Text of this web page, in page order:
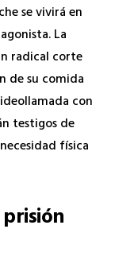
se vivirá en
La
radical corte
de su comida
con
testigos de
física